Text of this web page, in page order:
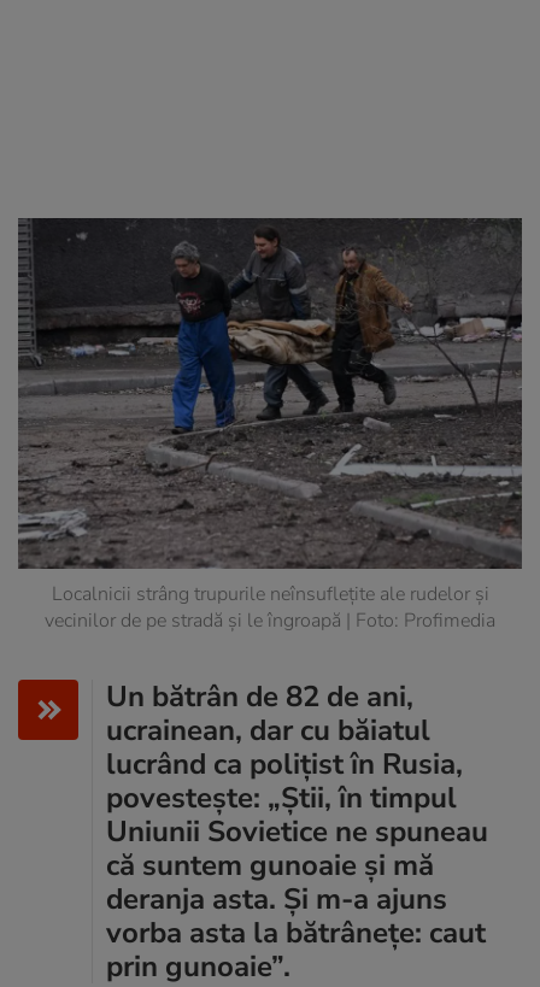
Localnicii strâng trupurile neînsuflețite ale rudelor și
vecinilor de pe stradă și le îngroapă | Foto: Profimedia
Un bătrân de 82 de ani,
ucrainean, dar cu băiatul
lucrând ca polițist în Rusia,
povestește: „Știi, în timpul
Uniunii Sovietice ne spuneau
că suntem gunoaie și mă
deranja asta. Și m-a ajuns
vorba asta la bătrânețe: caut
prin gunoaie”.